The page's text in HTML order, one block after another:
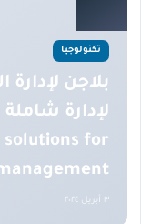
تكنولوجيا
بلاجن
for
٣ أبريل ٢٠٢٤